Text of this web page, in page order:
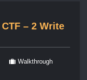
– 2 Write
Walkthrough